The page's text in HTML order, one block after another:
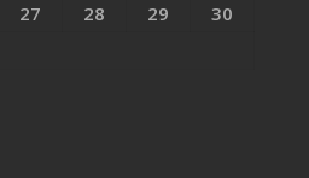
27 28 29
30